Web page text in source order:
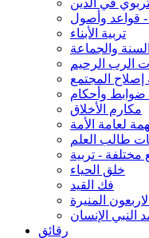
في الدين
- قواعد وأصول
تربية الأبناء
والجماعة
الرب الرحيم
المجتمع
ضوابط وأحكام
مكارم الأخلاق
لعامة الأمة
طالب العلم
مختلفة - تربية
خلق الحياء
فك القيد
الاربعون المنيرة
النبي الإنسان
رقائق